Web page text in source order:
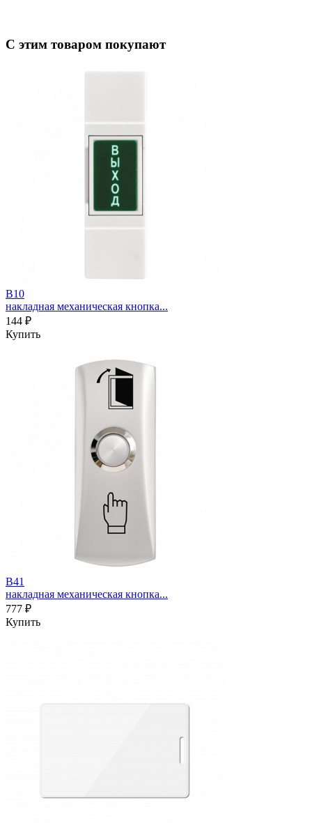
С этим товаром покупают
B10
накладная механическая кнопка...
144 ₽
Купить
B41
накладная механическая кнопка...
777 ₽
Купить